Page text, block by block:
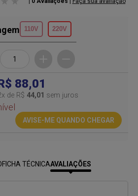
110V 220V
88,01
x de R$ 44,01 sem juros
AVISE-ME QUANDO CHEGAR
FICHA TÉCNICAAVALIAÇÕES